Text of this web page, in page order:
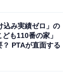
込み実績ゼロ」の
も110番の家」
？ PTAが直面する